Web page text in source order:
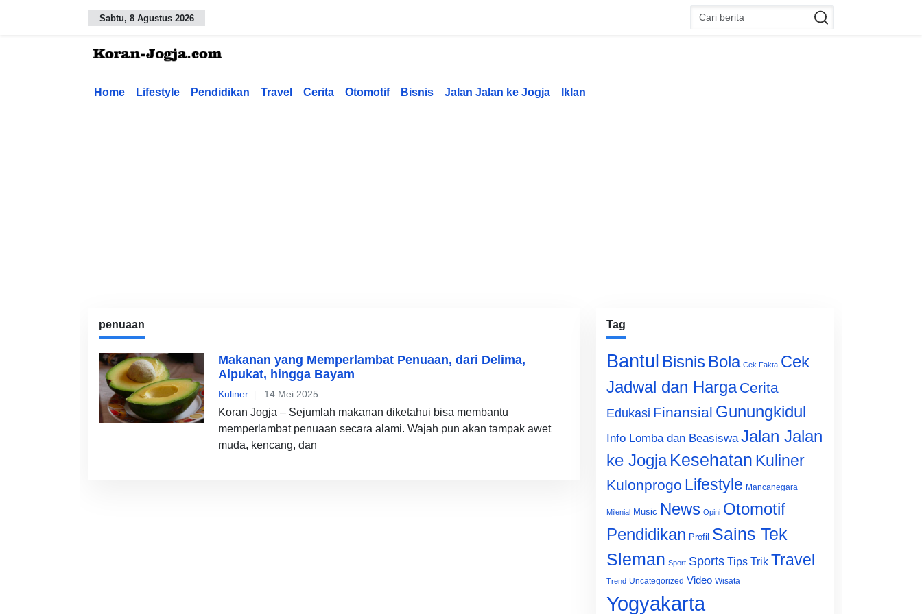
Sabtu, 8 Agustus 2026
Home Lifestyle Pendidikan Travel Cerita Otomotif Bisnis Jalan Jalan ke Jogja Iklan
penuaan
Makanan yang Memperlambat Penuaan, dari Delima,
Alpukat, hingga Bayam
Kuliner 14 Mei 2025
Koran Jogja – Sejumlah makanan diketahui bisa membantu
memperlambat penuaan secara alami. Wajah pun akan tampak awet
muda, kencang, dan
Tag
Bantul Bisnis Bola Cek Fakta Cek
Jadwal dan Harga Cerita
Edukasi Finansial Gunungkidul
Info Lomba dan Beasiswa Jalan Jalan
ke Jogja Kesehatan Kuliner
Kulonprogo Lifestyle Mancanegara
Milenial Music News Opini Otomotif
Pendidikan Profil Sains Tek
Sleman Sport Sports Tips Trik Travel
Trend Uncategorized Video Wisata
Yogyakarta